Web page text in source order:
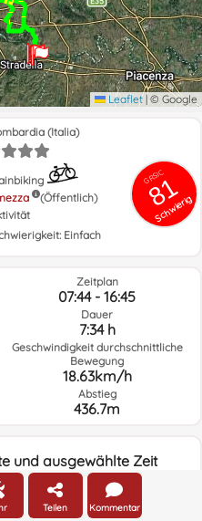
Leaflet | © Google
GRSIC
81
Schwierig
(Italia)
(Öffentlich)
Einfach
Zeitplan
07:44 - 16:45
Dauer
7:34 h
Geschwindigkeit durchschnittliche
Bewegung
18.63km/h
Abstieg
436.7m
und ausgewählte Zeit
Teilen Kommentar